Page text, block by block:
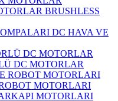
BRUSHLESS
DC HAVA VE
DC MOTORLAR
MOTORLARI